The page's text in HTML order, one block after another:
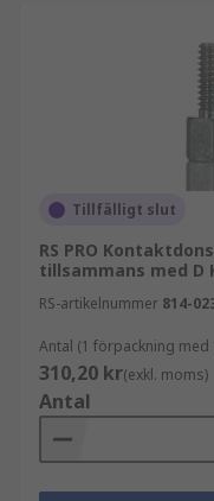
Tillfälligt slut
RS PRO
tillsammans med D
RS-artikelnummer 814-
Antal (1 förpackning med
310,20 kr(exkl. moms)
Antal